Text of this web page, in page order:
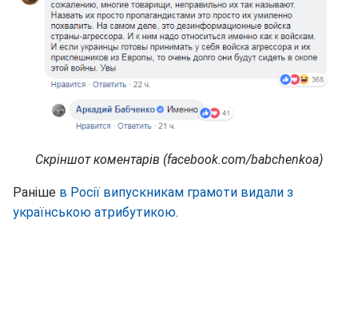
Скріншот коментарів (facebook.com/babchenkoa)
Раніше в Росії випускникам грамоти видали з
українською атрибутикою.